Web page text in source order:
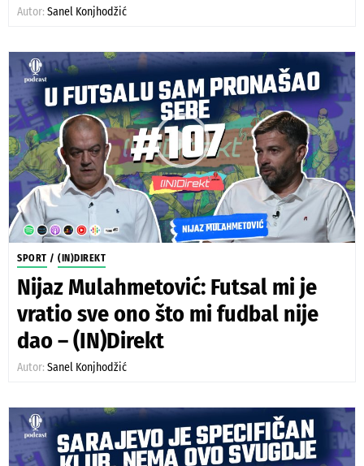
Autor: Sanel Konjhodžić
SPORT / (IN)DIREKT
Nijaz Mulahmetović: Futsal mi je
vratio sve ono što mi fudbal nije
dao – (IN)Direkt
Autor: Sanel Konjhodžić